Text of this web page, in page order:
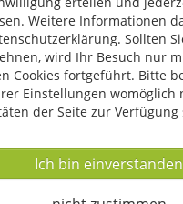
Schule- und Vereinssport
Spielend Basketball
Weitere Informationen
Sollten
wird Ihr Besuch nur
Cookies fortgeführt. Bitte
Einstellungen womöglich
der Seite zur Verfügung
Datenverarbeitung -
Ich bin einverstanden